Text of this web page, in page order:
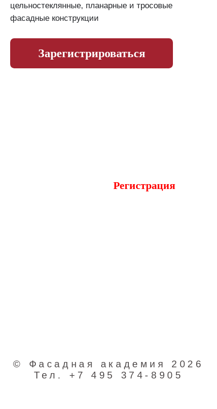
цельностеклянные, планарные и тросовые
фасадные конструкции
Зарегистрироваться
Регистрация
© Фасадная академия 2026
Тел. +7 495 374-8905